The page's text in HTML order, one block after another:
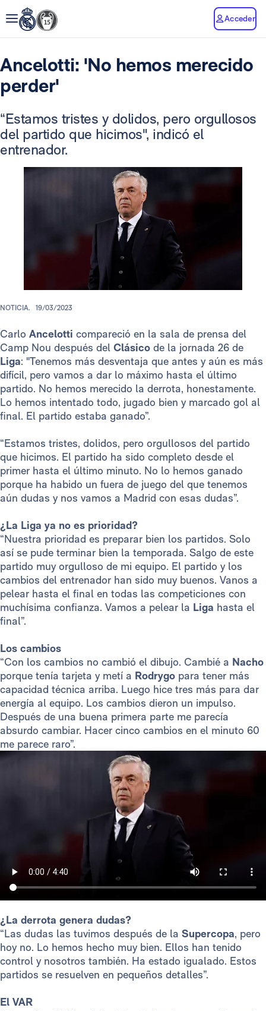
Acceder
Ancelotti: 'No hemos merecido
perder'
“Estamos tristes y dolidos, pero orgullosos
del partido que hicimos", indicó el
entrenador.
NOTICIA. 19/03/2023
Carlo Ancelotti compareció en la sala de prensa del
Camp Nou después del Clásico de la jornada 26 de
Liga: "Tenemos más desventaja que antes y aún es más
difícil, pero vamos a dar lo máximo hasta el último
partido. No hemos merecido la derrota, honestamente.
Lo hemos intentado todo, jugado bien y marcado gol al
final. El partido estaba ganado”.
“Estamos tristes, dolidos, pero orgullosos del partido
que hicimos. El partido ha sido completo desde el
primer hasta el último minuto. No lo hemos ganado
porque ha habido un fuera de juego del que tenemos
aún dudas y nos vamos a Madrid con esas dudas”.
¿La Liga ya no es prioridad?
“Nuestra prioridad es preparar bien los partidos. Solo
así se pude terminar bien la temporada. Salgo de este
partido muy orgulloso de mi equipo. El partido y los
cambios del entrenador han sido muy buenos. Vanos a
pelear hasta el final en todas las competiciones con
muchísima confianza. Vamos a pelear la Liga hasta el
final”.
Los cambios
“Con los cambios no cambió el dibujo. Cambié a Nacho
porque tenía tarjeta y metí a Rodrygo para tener más
capacidad técnica arriba. Luego hice tres más para dar
energía al equipo. Los cambios dieron un impulso.
Después de una buena primera parte me parecía
absurdo cambiar. Hacer cinco cambios en el minuto 60
me parece raro”.
¿La derrota genera dudas?
“Las dudas las tuvimos después de la Supercopa, pero
hoy no. Lo hemos hecho muy bien. Ellos han tenido
control y nosotros también. Ha estado igualado. Estos
partidos se resuelven en pequeños detalles”.
El VAR